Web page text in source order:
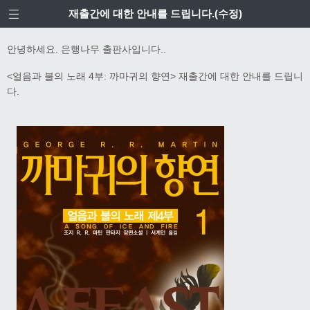
재출간에 대한 안내를 드립니다.(수정)
안녕하세요. 은행나무 출판사입니다..
<얼음과 불의 노래 4부: 까마귀의 향연> 재출간에 대한 안내를 드립니
다.